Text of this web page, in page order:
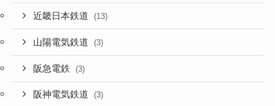
近畿日本鉄道 (13)
山陽電気鉄道 (3)
阪急電鉄 (3)
阪神電気鉄道 (3)